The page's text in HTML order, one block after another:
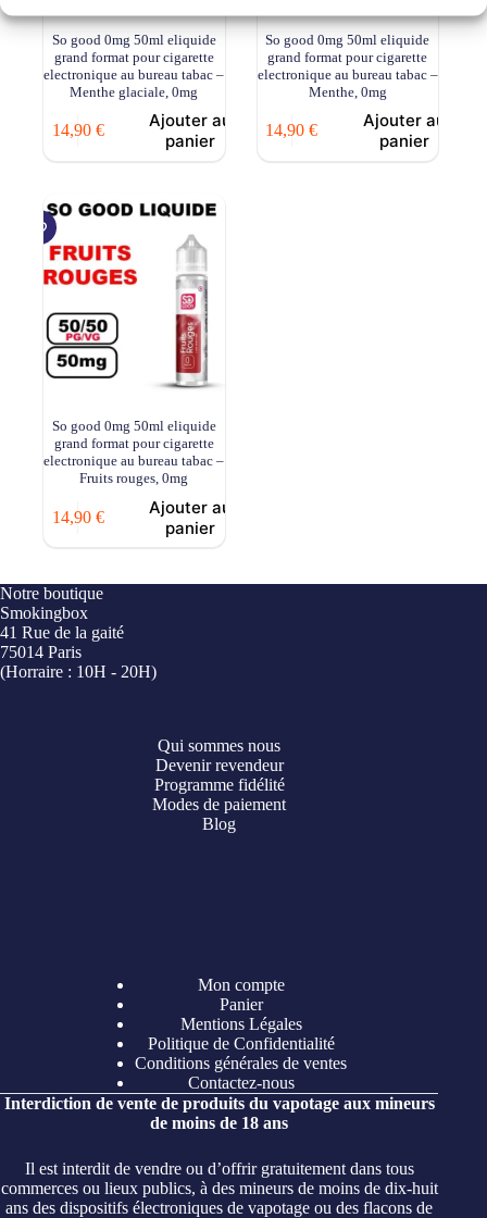
So good 0mg 50ml eliquide
grand format pour cigarette
electronique au bureau tabac –
Menthe glaciale, 0mg
14,90 €
Ajouter au
panier
So good 0mg 50ml eliquide
grand format pour cigarette
electronique au bureau tabac –
Menthe, 0mg
14,90€
Ajouter au
panier
So good 0mg 50ml eliquide
grand format pour cigarette
electronique au bureau tabac –
Fruits rouges, 0mg
14,90 €
Ajouter au
panier
Notre boutique
Smokingbox
41 Rue de la gaité
75014 Paris
(Horraire : 10H - 20H)
Qui sommes nous
Devenir revendeur
Programme fidélité
Modes de paiement
Blog
Mon compte
Panier
Mentions Légales
Politique de Confidentialité
Conditions générales de ventes
Contactez-nous
Interdiction de vente de produits du vapotage aux mineurs
de moins de 18 ans
Il est interdit de vendre ou d’offrir gratuitement dans tous
commerces ou lieux publics, à des mineurs de moins de dix-huit
ans des dispositifs électroniques de vapotage ou des flacons de